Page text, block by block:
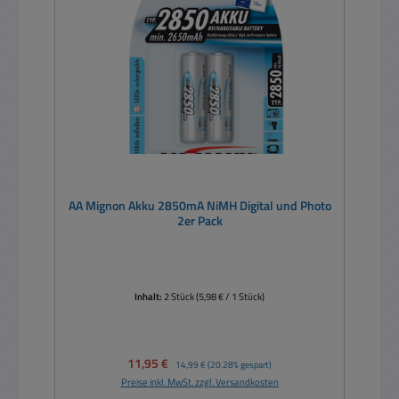
AA Mignon Akku 2850mA NiMH Digital und Photo
2er Pack
Inhalt:2 Stück(5,98 € / 1 Stück)
Verkaufspreis:
11,95 € Regulärer Preis:
14,99 € (20.28% gespart)
Preise inkl. MwSt. zzgl. Versandkosten